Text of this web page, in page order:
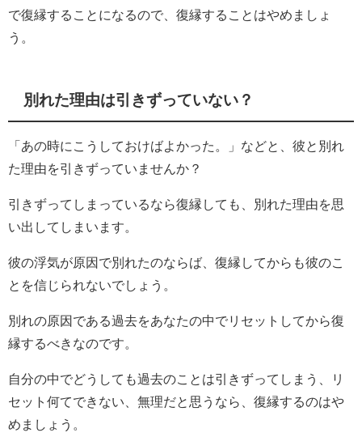
で復縁することになるので、復縁することはやめましょ
う。
別れた理由は引きずっていない？
「あの時にこうしておけばよかった。」などと、彼と別れ
た理由を引きずっていませんか？
引きずってしまっているなら復縁しても、別れた理由を思
い出してしまいます。
彼の浮気が原因で別れたのならば、復縁してからも彼のこ
とを信じられないでしょう。
別れの原因である過去をあなたの中でリセットしてから復
縁するべきなのです。
自分の中でどうしても過去のことは引きずってしまう、リ
セット何てできない、無理だと思うなら、復縁するのはや
めましょう。